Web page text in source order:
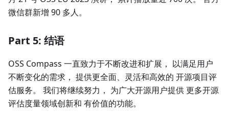
微信群新增 90 多人。
Part 5: 结语
OSS Compass 一直致力于不断改进和扩展， 以满足用户
不断变化的需求， 提供更全面、灵活和高效的 开源项目评
估服务。 我们将继续努力， 为广大开源用户提供 更多开源
评估度量领域创新和 有价值的功能。